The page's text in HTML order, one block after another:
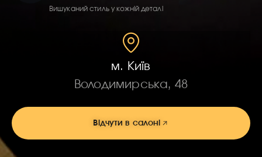
Вишуканий стиль у кожній деталі
м. Київ
Володимирська, 48
Відчути в салоні